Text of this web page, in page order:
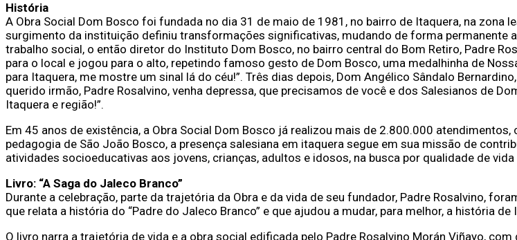
História
A Obra Social Dom Bosco foi fundada no dia 31 de maio de 1981, no bairro de Itaquera, na zona
surgimento da instituição definiu transformações significativas, mudando de forma permanente
trabalho social, o então diretor do Instituto Dom Bosco, no bairro central do Bom Retiro, Padre
para o local e jogou para o alto, repetindo famoso gesto de Dom Bosco, uma medalhinha de
para Itaquera, me mostre um sinal lá do céu!”. Três dias depois, Dom Angélico Sândalo
querido irmão, Padre Rosalvino, venha depressa, que precisamos de você e dos Salesianos de
Itaquera e região!”.
Em 45 anos de existência, a Obra Social Dom Bosco já realizou mais de 2.800.000
pedagogia de São João Bosco, a presença salesiana em itaquera segue em sua missão de
atividades socioeducativas aos jovens, crianças, adultos e idosos, na busca por qualidade de
Livro: “A Saga do Jaleco Branco”
Durante a celebração, parte da trajetória da Obra e da vida de seu fundador, Padre Rosalvino,
que relata a história do “Padre do Jaleco Branco” e que ajudou a mudar, para melhor, a história de
O livro narra a trajetória de vida e a obra social edificada pelo Padre Rosalvino Morán Viñayo,